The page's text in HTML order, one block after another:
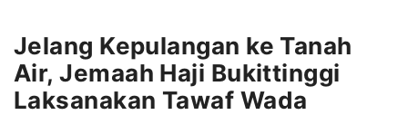
Jelang Kepulangan ke Tanah
Air, Jemaah Haji Bukittinggi
Laksanakan Tawaf Wada